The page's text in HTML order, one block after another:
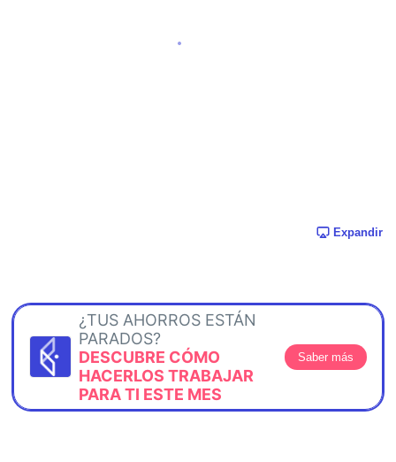
Expandir
¿TUS AHORROS ESTÁN
PARADOS?
DESCUBRE CÓMO
HACERLOS TRABAJAR
PARA TI ESTE MES
Saber más